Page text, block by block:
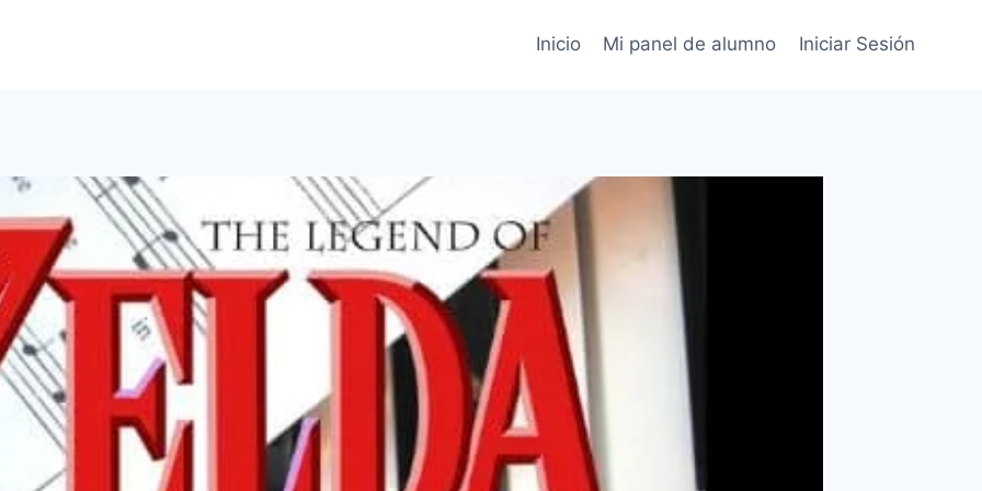
Inicio Mi panel de alumno Iniciar Sesión